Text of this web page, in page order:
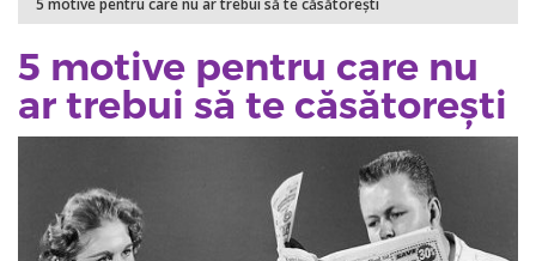
5 motive pentru care nu
ar trebui să te căsătorești